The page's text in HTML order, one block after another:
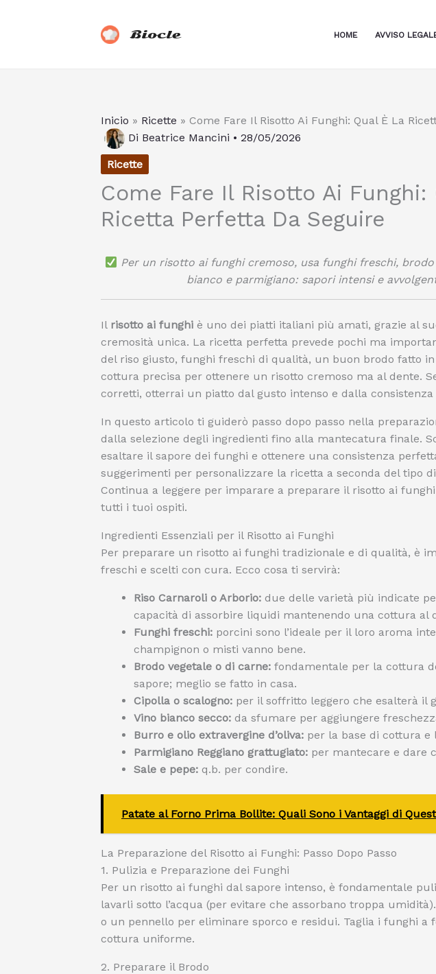
Biocle HOME AVVISO
Inicio » Ricette » Come Fare Il Risotto Ai Funghi: Qual È La
Di Beatrice Mancini • 28/05/2026
Ricette
Come Fare Il Risotto Ai Funghi:
Ricetta Perfetta Da Seguire
Per un risotto ai funghi cremoso, usa funghi freschi,
bianco e parmigiano: sapori intensi e
Il risotto ai funghi è uno dei piatti italiani più amati, grazie al
cremosità unica. La ricetta perfetta prevede pochi ma
del riso giusto, funghi freschi di qualità, un buon brodo fatto
cottura precisa per ottenere un risotto cremoso ma al dente.
corretti, otterrai un piatto dal gusto intenso e dalla
In questo articolo ti guiderò passo dopo passo nella
dalla selezione degli ingredienti fino alla mantecatura finale.
esaltare il sapore dei funghi e ottenere una consistenza
suggerimenti per personalizzare la ricetta a seconda del tipo
Continua a leggere per imparare a preparare il risotto ai
tutti i tuoi ospiti.
Ingredienti Essenziali per il Risotto ai Funghi
Per preparare un risotto ai funghi tradizionale e di qualità, è
freschi e scelti con cura. Ecco cosa ti servirà:
Riso Carnaroli o Arborio: due delle varietà più indicate
capacità di assorbire liquidi mantenendo una cottura al
Funghi freschi: porcini sono l’ideale per il loro aroma
champignon o misti vanno bene.
Brodo vegetale o di carne: fondamentale per la cottura
sapore; meglio se fatto in casa.
Cipolla o scalogno: per il soffritto leggero che esalterà il
Vino bianco secco: da sfumare per aggiungere
Burro e olio extravergine d’oliva: per la base di cottura e
Parmigiano Reggiano grattugiato: per mantecare e dare
Sale e pepe: q.b. per condire.
Patate al Forno Prima Bollite: Quali Sono i Vantaggi di
La Preparazione del Risotto ai Funghi: Passo Dopo Passo
1. Pulizia e Preparazione dei Funghi
Per un risotto ai funghi dal sapore intenso, è fondamentale
lavarli sotto l’acqua (per evitare che assorbano troppa
o un pennello per eliminare sporco e residui. Taglia i funghi a
cottura uniforme.
2. Preparare il Brodo